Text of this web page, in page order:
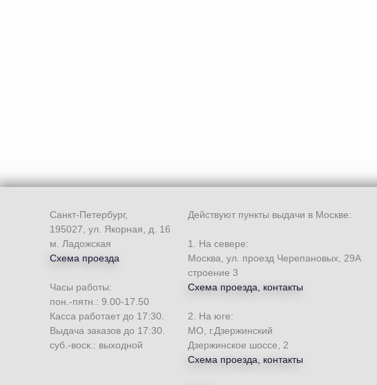
Санкт-Петербург,
195027, ул. Якорная, д. 16
м. Ладожская
Схема проезда
Часы работы:
пон.-пятн.: 9.00-17.50
Касса работает до 17:30.
Выдача заказов до 17:30.
суб.-воск.: выходной
Действуют пункты выдачи в Москве:
1. На севере:
Москва, ул. проезд Черепановых, 29А
строение 3
Схема проезда, контакты
2. На юге:
МО, г.Дзержинский
Дзержинское шоссе, 2
Схема проезда, контакты